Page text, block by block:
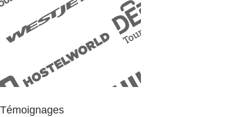
Témoignages